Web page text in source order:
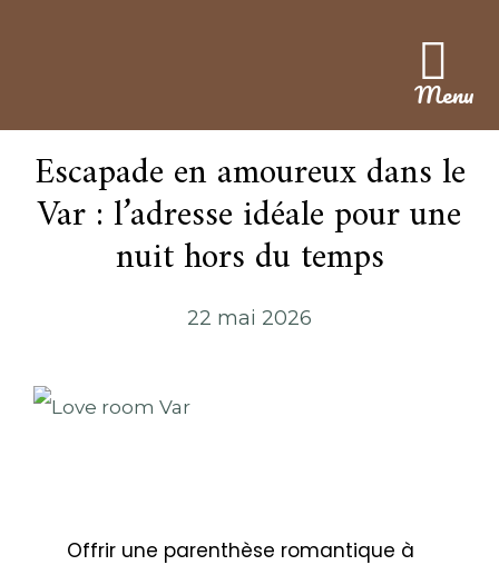
Menu
Escapade en amoureux dans le
Var : l’adresse idéale pour une
nuit hors du temps
22 mai 2026
Offrir une parenthèse romantique à